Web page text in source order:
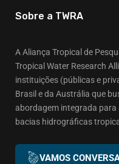
Sobre a TWRA
A Aliança Tropical de
Tropical Water Research
instituições (públicas e
Brasil e da Austrália que
abordagem integrada para
bacias hidrográficas
VAMOS